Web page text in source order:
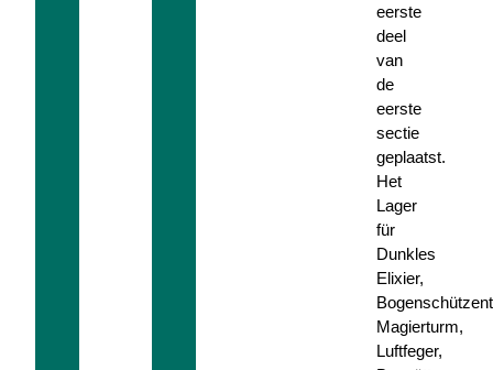
eerste
deel
van
de
eerste
sectie
geplaatst.
Het
Lager
für
Dunkles
Elixier,
Magierturm,
Luftfeger,